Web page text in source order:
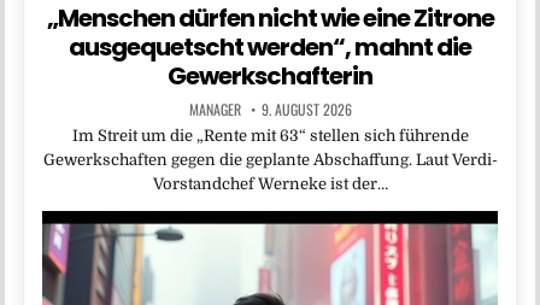
„Menschen dürfen nicht wie eine Zitrone
ausgequetscht werden“, mahnt die
Gewerkschafterin
MANAGER 9. AUGUST 2026
Im Streit um die „Rente mit 63“ stellen sich führende
Gewerkschaften gegen die geplante Abschaffung. Laut Verdi-
Vorstandchef Werneke ist der…